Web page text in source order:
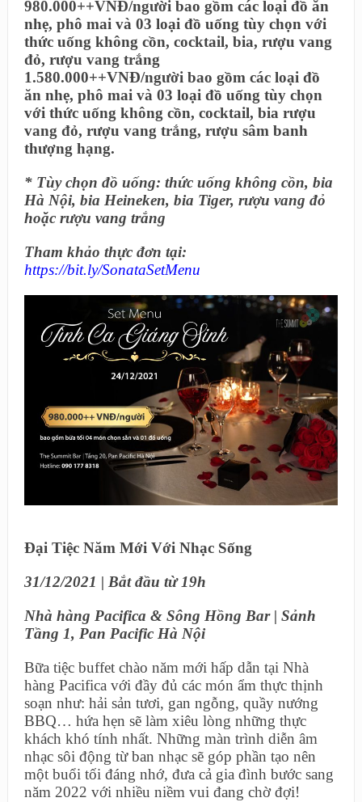
980.000++VNĐ/người bao gồm các loại đồ ăn
nhẹ, phô mai và 03 loại đồ uống tùy chọn với
thức uống không cồn, cocktail, bia, rượu vang
đỏ, rượu vang trắng
1.580.000++VNĐ/người bao gồm các loại đồ
ăn nhẹ, phô mai và 03 loại đồ uống tùy chọn
với thức uống không cồn, cocktail, bia rượu
vang đỏ, rượu vang trắng, rượu sâm banh
thượng hạng.
* Tùy chọn đồ uống: thức uống không cồn, bia
Hà Nội, bia Heineken, bia Tiger, rượu vang đỏ
hoặc rượu vang trắng
Tham khảo thực đơn tại:
https://bit.ly/SonataSetMenu
Đại Tiệc Năm Mới Với Nhạc Sống
31/12/2021 | Bắt đầu từ 19h
Nhà hàng Pacifica & Sông Hồng Bar | Sảnh
Tầng 1, Pan Pacific Hà Nội
Bữa tiệc buffet chào năm mới hấp dẫn tại Nhà
hàng Pacifica với đầy đủ các món ẩm thực thịnh
soạn như: hải sản tươi, gan ngỗng, quầy nướng
BBQ… hứa hẹn sẽ làm xiêu lòng những thực
khách khó tính nhất. Những màn trình diễn âm
nhạc sôi động từ ban nhạc sẽ góp phần tạo nên
một buổi tối đáng nhớ, đưa cả gia đình bước sang
năm 2022 với nhiều niềm vui đang chờ đợi!